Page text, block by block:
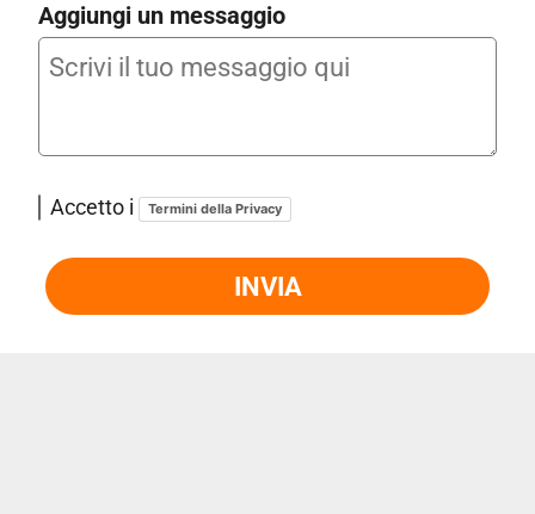
Aggiungi un messaggio
Accetto i Termini della Privacy
INVIA